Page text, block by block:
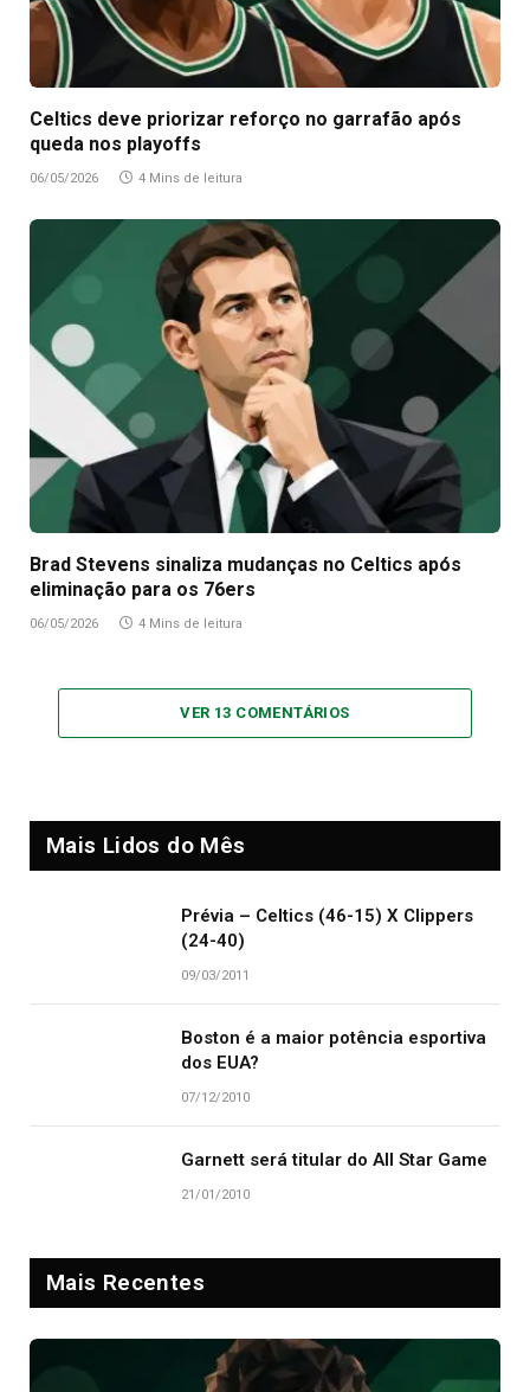
Celtics deve priorizar reforço no garrafão após
queda nos playoffs
06/05/2026 4 Mins de leitura
Brad Stevens sinaliza mudanças no Celtics após
eliminação para os 76ers
06/05/2026 4 Mins de leitura
VER 13 COMENTÁRIOS
Mais Lidos do Mês
Prévia – Celtics (46-15) X Clippers
(24-40)
09/03/2011
Boston é a maior potência esportiva
dos EUA?
07/12/2010
Garnett será titular do All Star Game
21/01/2010
Mais Recentes